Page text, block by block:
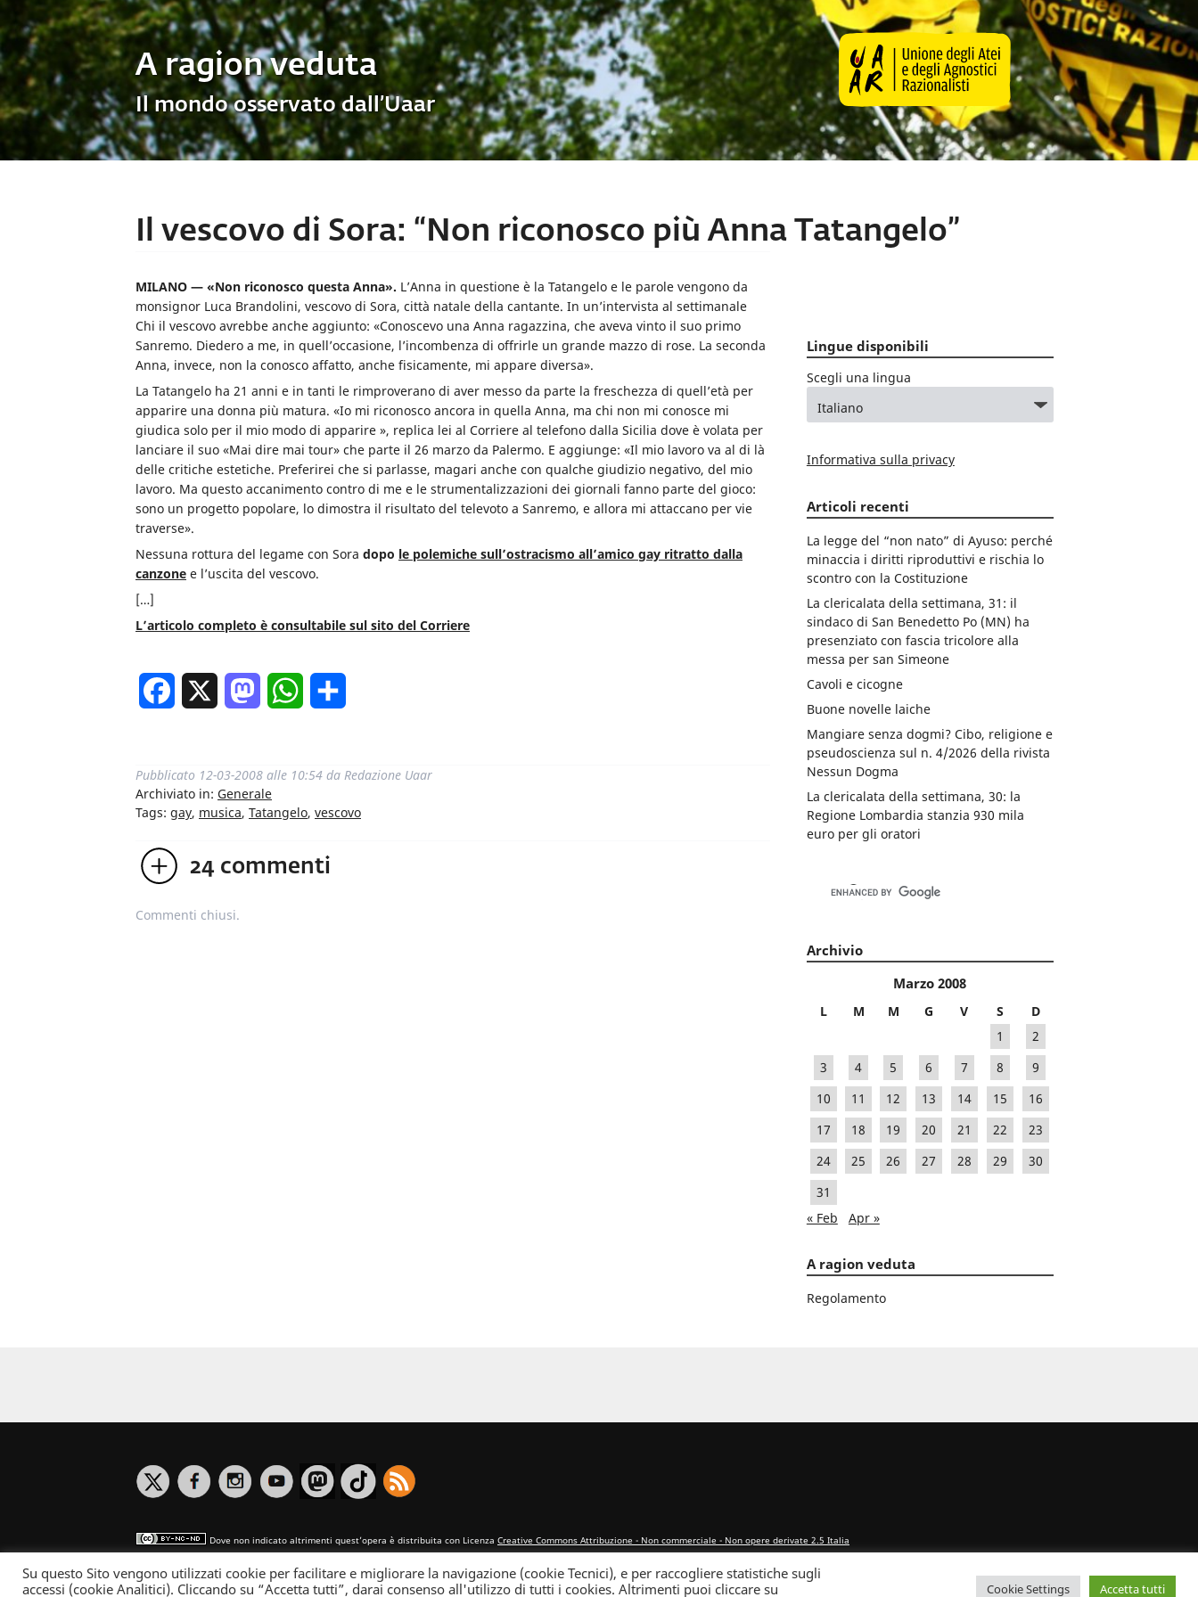
A ragion veduta
Il mondo osservato dall’Uaar
Il vescovo di Sora: “Non riconosco più Anna Tatangelo”
MILANO — «Non riconosco questa Anna». L’Anna in questione è la Tatangelo e le parole vengono da
monsignor Luca Brandolini, vescovo di Sora, città natale della cantante. In un’intervista al settimanale
Chi il vescovo avrebbe anche aggiunto: «Conoscevo una Anna ragazzina, che aveva vinto il suo primo
Sanremo. Diedero a me, in quell’occasione, l’incombenza di offrirle un grande mazzo di rose. La seconda
Anna, invece, non la conosco affatto, anche fisicamente, mi appare diversa».
La Tatangelo ha 21 anni e in tanti le rimproverano di aver messo da parte la freschezza di quell’età per
apparire una donna più matura. «Io mi riconosco ancora in quella Anna, ma chi non mi conosce mi
giudica solo per il mio modo di apparire », replica lei al Corriere al telefono dalla Sicilia dove è volata per
lanciare il suo «Mai dire mai tour» che parte il 26 marzo da Palermo. E aggiunge: «Il mio lavoro va al di là
delle critiche estetiche. Preferirei che si parlasse, magari anche con qualche giudizio negativo, del mio
lavoro. Ma questo accanimento contro di me e le strumentalizzazioni dei giornali fanno parte del gioco:
sono un progetto popolare, lo dimostra il risultato del televoto a Sanremo, e allora mi attaccano per vie
traverse».
Nessuna rottura del legame con Sora dopo le polemiche sull’ostracismo all’amico gay ritratto dalla
canzone e l’uscita del vescovo.
[…]
L’articolo completo è consultabile sul sito del Corriere
Facebook MastodonWhatsApp
Pubblicato 12-03-2008 alle 10:54 da Redazione Uaar
Archiviato in: Generale
Tags: gay, musica, Tatangelo, vescovo
24 commenti
Commenti chiusi.
Lingue disponibili
Scegli una lingua
Informativa sulla privacy
Articoli recenti
La legge del “non nato” di Ayuso: perché
minaccia i diritti riproduttivi e rischia lo
scontro con la Costituzione
La clericalata della settimana, 31: il
sindaco di San Benedetto Po (MN) ha
presenziato con fascia tricolore alla
messa per san Simeone
Cavoli e cicogne
Buone novelle laiche
Mangiare senza dogmi? Cibo, religione e
pseudoscienza sul n. 4/2026 della rivista
Nessun Dogma
La clericalata della settimana, 30: la
Regione Lombardia stanzia 930 mila
euro per gli oratori
Archivio
Marzo 2008
L M M G V S
D
1
2
3
4 5 6 7 8
9
10
11 12 13 14 15
16
17
18 19 20 21 22
23
24
25 26 27 28 29
30
31
« Feb
Apr »
A ragion veduta
Regolamento
Dove non indicato altrimenti quest’opera è distribuita con Licenza Creative Commons Attribuzione - Non commerciale - Non opere derivate 2.5 Italia
Informativa sulla privacy
Su questo Sito vengono utilizzati cookie per facilitare e migliorare la navigazione (cookie Tecnici), e per raccogliere statistiche sugli
accessi (cookie Analitici). Cliccando su “Accetta tutti”, darai consenso all'utilizzo di tutti i cookies. Altrimenti puoi cliccare su
Cookie Settings Accetta tutti